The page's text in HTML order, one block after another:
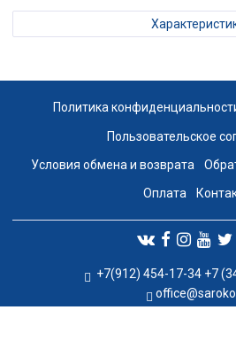
Политика
Пользовательское
Условия обмена и возврата
Оплата
+7(912) 454-17-34 +7